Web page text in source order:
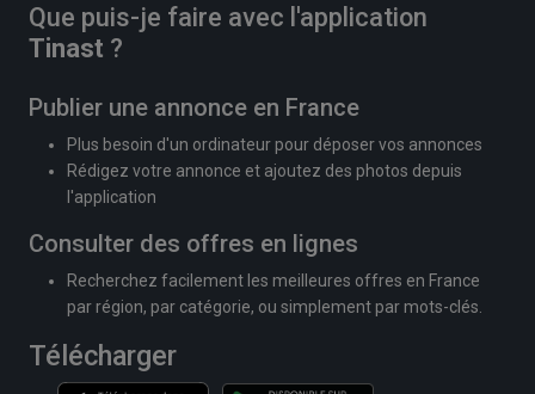
Que puis-je faire avec l'application
Tinast ?
Publier une annonce en France
Plus besoin d'un ordinateur pour déposer vos annonces
Rédigez votre annonce et ajoutez des photos depuis
l'application
Consulter des offres en lignes
Recherchez facilement les meilleures offres en France
par région, par catégorie, ou simplement par mots-clés.
Télécharger